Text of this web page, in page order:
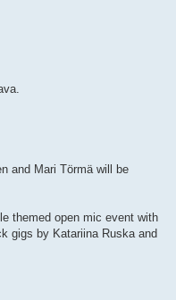
and Mari Törmä will be
themed open mic event with
gigs by Katariina Ruska and